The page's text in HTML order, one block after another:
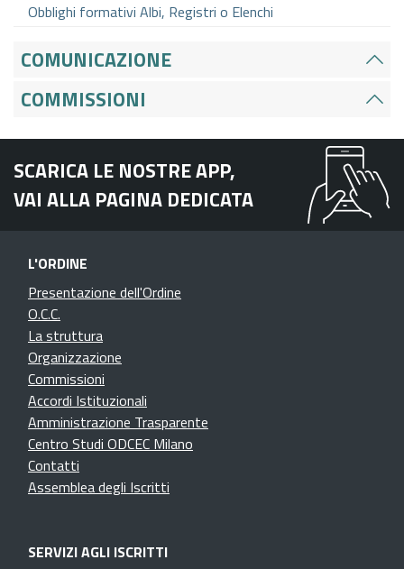
Obblighi formativi Albi, Registri o Elenchi
COMUNICAZIONE
COMMISSIONI
SCARICA LE NOSTRE APP,
VAI ALLA PAGINA DEDICATA
L'ORDINE
Presentazione dell'Ordine
O.C.C.
La struttura
Organizzazione
Commissioni
Accordi Istituzionali
Amministrazione Trasparente
Centro Studi ODCEC Milano
Contatti
Assemblea degli Iscritti
SERVIZI AGLI ISCRITTI